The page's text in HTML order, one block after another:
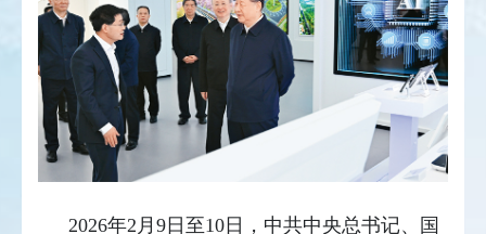
2026年2月9日至10日，中共中央总书记、国